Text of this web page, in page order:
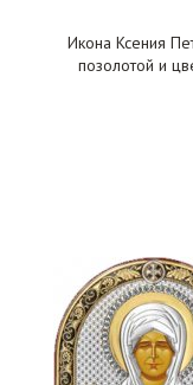
Икона Ксения
позолотой и